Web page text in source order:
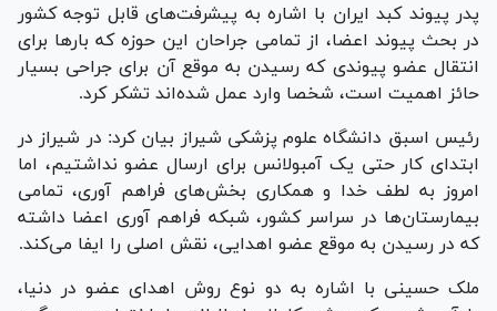
پدر پیوند کبد ایران با اشاره به پیشرفت‌های قابل توجه کشور
در بحث پیوند اعضا، از تمامی جراحان این حوزه که بار‌ها برای
انتقال عضو پیوندی که رسیدن به موقع آن برای جراحی بسیار
حائز اهمیت است، شخصا وارد عمل شده‌اند تشکر کرد.
رئیس اسبق دانشگاه علوم پزشکی شیراز بیان کرد: در شیراز در
ابتدای کار حتی یک آمبولانس برای ارسال عضو نداشتیم، اما
امروز به لطف خدا و همکاری بخش‌های فراهم آوری، تمامی
بیمارستان‌ها در سراسر کشور، شبکه فراهم آوری اعضا داشته
که در رسیدن به موقع عضو اهدایی، نقش اصلی را ایفا می‌کند.
ملک حسینی با اشاره به دو نوع روش اهدای عضو در دنیا،